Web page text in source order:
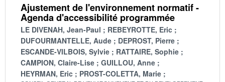
Ajustement de l'environnement normatif -
Agenda d'accessibilité programmée
LE DIVENAH, Jean-Paul
REBEYROTTE, Eric
DUFOURMANTELLE, Aude
DEPROST, Pierre
ESCANDE-VILBOIS, Sylvie
RATTAIRE, Sophie
CAMPION, Claire-Lise
GUILLOU, Anne
HEYRMAN, Eric
PROST-COLETTA, Marie